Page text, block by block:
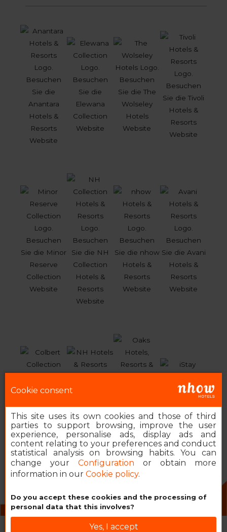
2026 MINOR HOTELS EUROPE & AMERICAS
Cookie consent
This site uses its own cookies and those of third
parties to support browsing, improve the user
experience, personalise ads, display ads and
content relating to your preferences and conduct
statistical analysis on browsing habits. You can
change your Configuration or obtain more
information in our Cookie policy.
Do you accept these cookies and the processing of
personal data that this involves?
Yes, I accept